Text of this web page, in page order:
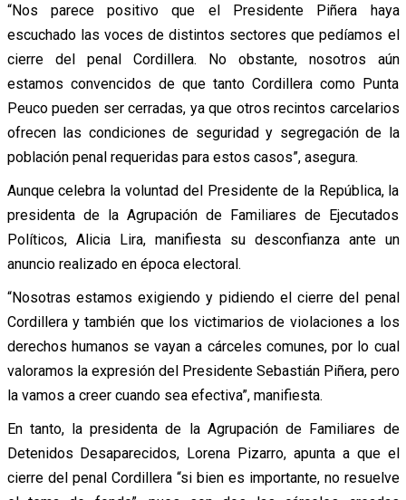
“Nos parece positivo que el Presidente Piñera haya
escuchado las voces de distintos sectores que pedíamos el
cierre del penal Cordillera. No obstante, nosotros aún
estamos convencidos de que tanto Cordillera como Punta
Peuco pueden ser cerradas, ya que otros recintos carcelarios
ofrecen las condiciones de seguridad y segregación de la
población penal requeridas para estos casos”, asegura.
Aunque celebra la voluntad del Presidente de la República, la
presidenta de la Agrupación de Familiares de Ejecutados
Políticos, Alicia Lira, manifiesta su desconfianza ante un
anuncio realizado en época electoral.
“Nosotras estamos exigiendo y pidiendo el cierre del penal
Cordillera y también que los victimarios de violaciones a los
derechos humanos se vayan a cárceles comunes, por lo cual
valoramos la expresión del Presidente Sebastián Piñera, pero
la vamos a creer cuando sea efectiva”, manifiesta.
En tanto, la presidenta de la Agrupación de Familiares de
Detenidos Desaparecidos, Lorena Pizarro, apunta a que el
cierre del penal Cordillera “si bien es importante, no resuelve